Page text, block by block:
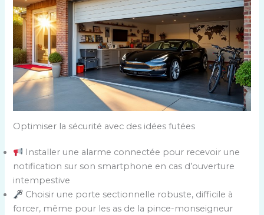
Optimiser la sécurité avec des idées futées
Installer une alarme connectée pour recevoir une
notification sur son smartphone en cas d’ouverture
intempestive
Choisir une porte sectionnelle robuste, difficile à
forcer, même pour les as de la pince-monseigneur